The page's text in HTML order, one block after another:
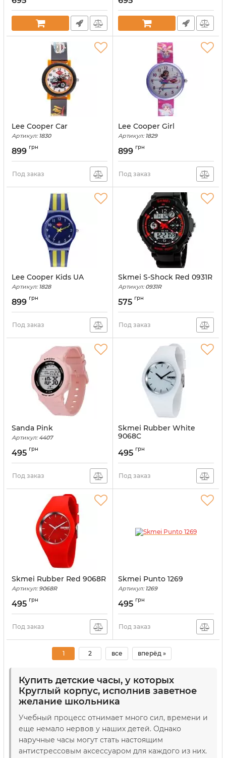
Lee Cooper Car
Артикул:1830
899 грн
Под заказ
Lee Cooper Girl
Артикул:1829
899 грн
Под заказ
Lee Cooper Kids UA
Артикул:1828
899 грн
Под заказ
Skmei S-Shock Red 0931R
Артикул:0931R
575 грн
Под заказ
Sanda Pink
Артикул:4407
495 грн
Под заказ
Skmei Rubber White
9068C
495 грн
Под заказ
Skmei Rubber Red 9068R
Артикул:9068R
495 грн
Под заказ
Skmei Punto 1269
Артикул:1269
495 грн
Под заказ
1 2 все вперёд »
Купить детские часы, у которых
Круглый корпус, исполнив заветное
желание школьника
Учебный процесс отнимает много сил, времени и
еще немало нервов у наших детей. Однако
наручные часы могут стать настоящим
антистрессовым аксессуаром для каждого из них.